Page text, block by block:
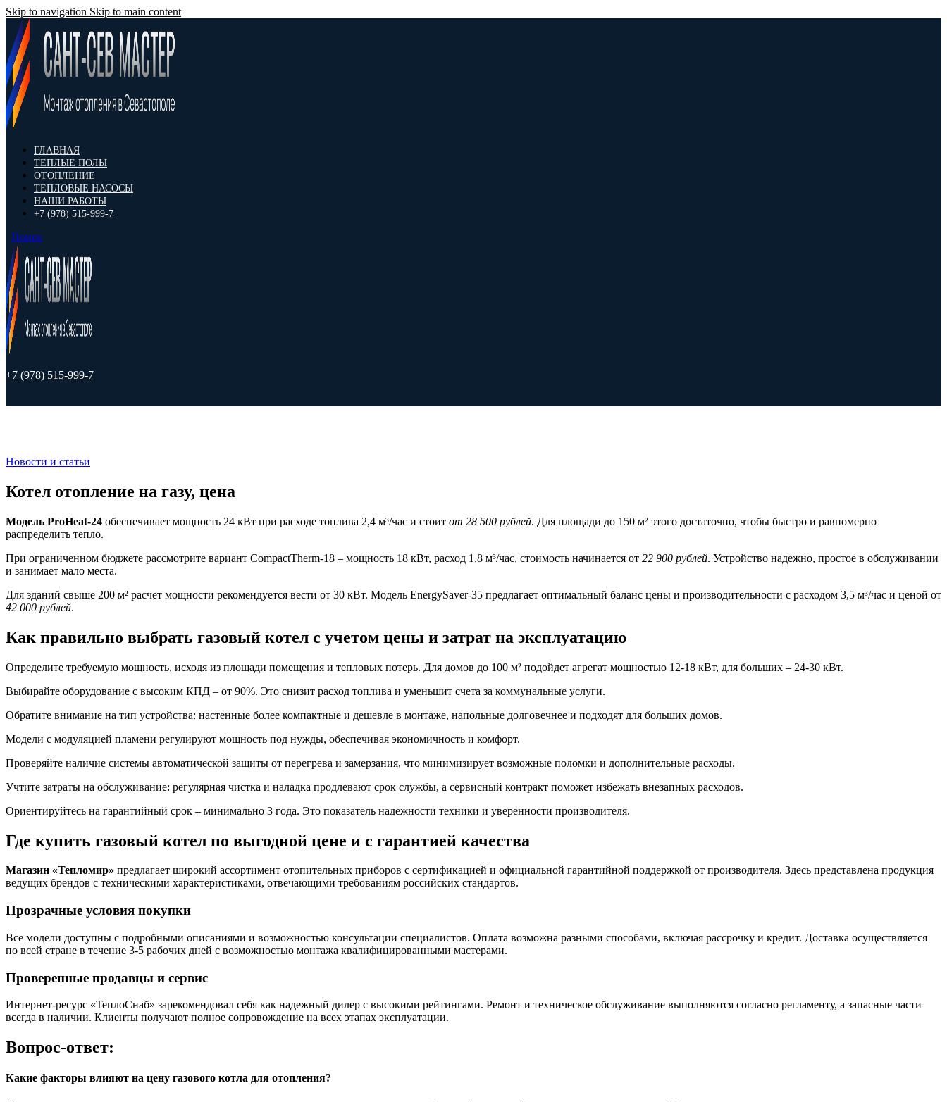
Skip to navigation Skip to main content
ГЛАВНАЯ
ТЕПЛЫЕ ПОЛЫ
ОТОПЛЕНИЕ
ТЕПЛОВЫЕ НАСОСЫ
НАШИ РАБОТЫ
+7 (978) 515-999-7
Поиск
+7 (978) 515-999-7
Новости и статьи
Котел отопление на газу, цена
Модель ProHeat-24 обеспечивает мощность 24 кВт при расходе топлива 2,4 м³/час и стоит от 28 500 рублей. Для площади до 150 м² этого достаточно, чтобы быстро и равномерно
распределить тепло.
При ограниченном бюджете рассмотрите вариант CompactTherm-18 – мощность 18 кВт, расход 1,8 м³/час, стоимость начинается от 22 900 рублей. Устройство надежно, простое в обслуживании
и занимает мало места.
Для зданий свыше 200 м² расчет мощности рекомендуется вести от 30 кВт. Модель EnergySaver-35 предлагает оптимальный баланс цены и производительности с расходом 3,5 м³/час и ценой от
42 000 рублей.
Как правильно выбрать газовый котел с учетом цены и затрат на эксплуатацию
Определите требуемую мощность, исходя из площади помещения и тепловых потерь. Для домов до 100 м² подойдет агрегат мощностью 12-18 кВт, для больших – 24-30 кВт.
Выбирайте оборудование с высоким КПД – от 90%. Это снизит расход топлива и уменьшит счета за коммунальные услуги.
Обратите внимание на тип устройства: настенные более компактные и дешевле в монтаже, напольные долговечнее и подходят для больших домов.
Модели с модуляцией пламени регулируют мощность под нужды, обеспечивая экономичность и комфорт.
Проверяйте наличие системы автоматической защиты от перегрева и замерзания, что минимизирует возможные поломки и дополнительные расходы.
Учтите затраты на обслуживание: регулярная чистка и наладка продлевают срок службы, а сервисный контракт поможет избежать внезапных расходов.
Ориентируйтесь на гарантийный срок – минимально 3 года. Это показатель надежности техники и уверенности производителя.
Где купить газовый котел по выгодной цене и с гарантией качества
Магазин «Тепломир» предлагает широкий ассортимент отопительных приборов с сертификацией и официальной гарантийной поддержкой от производителя. Здесь представлена продукция
ведущих брендов с техническими характеристиками, отвечающими требованиям российских стандартов.
Прозрачные условия покупки
Все модели доступны с подробными описаниями и возможностью консультации специалистов. Оплата возможна разными способами, включая рассрочку и кредит. Доставка осуществляется
по всей стране в течение 3-5 рабочих дней с возможностью монтажа квалифицированными мастерами.
Проверенные продавцы и сервис
Интернет-ресурс «ТеплоСнаб» зарекомендовал себя как надежный дилер с высокими рейтингами. Ремонт и техническое обслуживание выполняются согласно регламенту, а запасные части
всегда в наличии. Клиенты получают полное сопровождение на всех этапах эксплуатации.
Вопрос-ответ:
Какие факторы влияют на цену газового котла для отопления?